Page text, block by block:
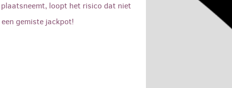
loopt het risico dat niet
gemiste jackpot!